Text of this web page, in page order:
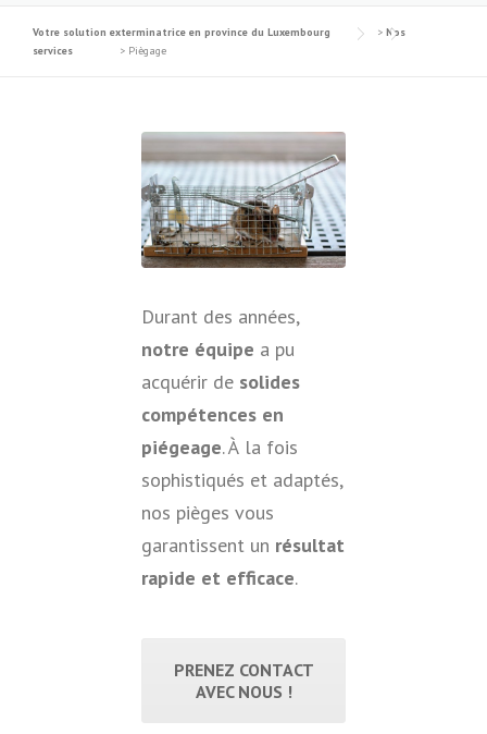
Votre solution exterminatrice en province du Luxembourg > Nos
services
> Piègage
Durant des années,
notre équipe a pu
acquérir de solides
compétences en
piégeage. À la fois
sophistiqués et adaptés,
nos pièges vous
garantissent un résultat
rapide et efficace.
PRENEZ CONTACT
AVEC NOUS !